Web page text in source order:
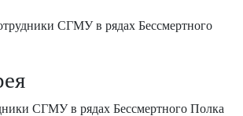
СГМУ в рядах Бессмертного
СГМУ в рядах Бессмертного Полка